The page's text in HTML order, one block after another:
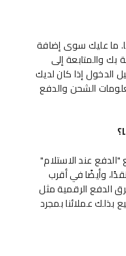
ما عليك سوى إضافة
بك والمتابعة إلى
الدخول إذا كان لديك
الشحن والدفع
عند الاستلام"
وأيضًا في أقرب
الرقمية مثل
بذلك عملائنا بمجرد